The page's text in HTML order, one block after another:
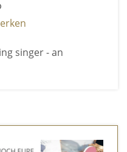
singer - an